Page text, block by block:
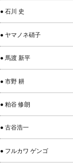
● 石川 史
● ヤマノネ硝子
● 馬渡 新平
● 市野 耕
● 粕谷 修朗
● 古谷浩一
● フルカワ ゲンゴ